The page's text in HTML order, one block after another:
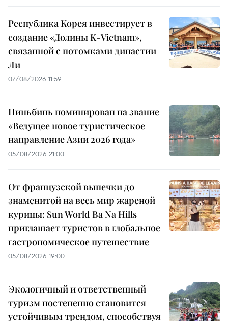
Республика Корея инвестирует в
создание «Долины K-Vietnam»,
связанной с потомками династии
Ли
07/08/2026 11:59
Ниньбинь номинирован на звание
«Ведущее новое туристическое
направление Азии 2026 года»
05/08/2026 21:00
От французской выпечки до
знаменитой на весь мир жареной
курицы: Sun World Ba Na Hills
приглашает туристов в глобальное
гастрономическое путешествие
05/08/2026 19:00
Экологичный и ответственный
туризм постепенно становится
устойчивым трендом, способствуя